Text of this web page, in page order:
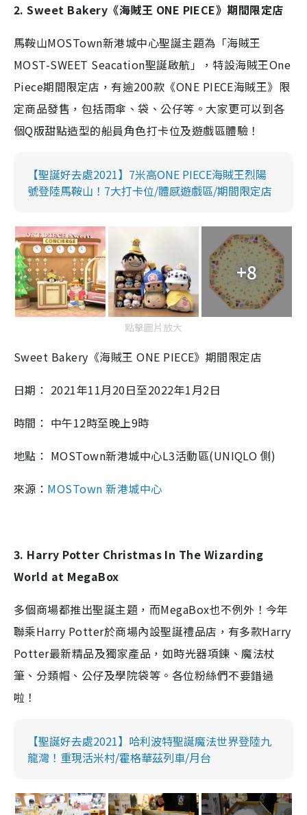
2. Sweet Bakery《海賊王 ONE PIECE》期間限定店
馬鞍山MOSTown新港城中心聖誕主題為「海賊王
MOST-SWEET Seacation聖誕啟航」，特設海賊王One
Piece期間限定店，有逾200款《ONE PIECE海賊王》限
定商品發售，包括雨傘、袋、公仔等。大家更可以到各
個Q版甜點造型的船員角色打卡位及遊戲區體驗！
【聖誕好去處2021】7米高ONE PIECE海賊王烈陽
號登陸馬鞍山！7大打卡位/體感遊戲區/期間限定店
+8
點擊圖片放大
Sweet Bakery《海賊王 ONE PIECE》期間限定店
日期： 2021年11月20日至2022年1月2日
時間： 中午12時至晚上9時
地點： MOSTown新港城中心L3活動區(UNIQLO 側)
來源： MOSTown 新港城中心
3. Harry Potter Christmas In The Wizarding
World at MegaBox
多個商場都推出聖誕主題，而MegaBox也不例外！今年
聯乘Harry Potter於商場內設聖誕禮品店，有多款Harry
Potter最新精品及獨家產品，如時光器項鍊、魔法杖
筆、分類帽、公仔及學院袋等。各位粉絲們不要錯過
啦！
【聖誕好去處2021】哈利波特聖誕魔法世界登陸九
龍灣！重現活米村/霍格華茲列車/月台